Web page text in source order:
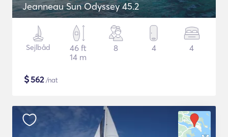
Jeanneau Sun Odyssey 45.2
Sejlbåd
46 ft
14 m
8 4 4
$562/nat